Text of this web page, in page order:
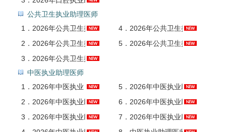
公共卫生执业助理医师
1． 2026年公共卫生执业助理医师资格考试全套资料【真题精选＋题库】 4． 2026年公共卫生执业助理医师资格考试题库2【基础医学综合＋医学人文综合＋临床医学综合】AI讲解
2． 2026年公共卫生执业助理医师资格考试题库【真题精选＋章节题库＋模拟试题】AI讲解 5． 2026年公共卫生执业助理医师资格考试题库3【公共卫生综合科目】AI讲解
3． 2026年公共卫生执业助理医师资格考试题库1【真题精选＋模拟试题】AI讲解
中医执业助理医师
1． 2026年中医执业（助理）医师资格考试考点精讲班 5． 2026年中医执业助理医师资格考试题库2【中医基础科目】AI讲解
2． 2026年中医执业助理医师资格考试全套资料【历年真题（视频讲解）＋题库】 6． 2026年中医执业助理医师资格考试题库3【中医临床医学科目】AI讲解
3． 2026年中医执业助理医师资格考试题库【历年真题（部分视频讲解）＋章节题库＋模拟试题】AI讲解 7． 2026年中医执业助理医师资格考试题库4【西医及临床医学科目】AI讲解